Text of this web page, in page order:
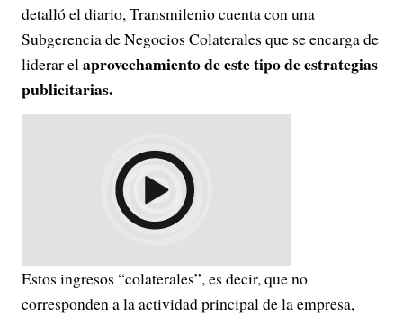
detalló el diario, Transmilenio cuenta con una
Subgerencia de Negocios Colaterales que se encarga de
liderar elaprovechamiento de este tipo de estrategias
publicitarias.
Estos ingresos “colaterales”, es decir, que no
corresponden a la actividad principal de la empresa,